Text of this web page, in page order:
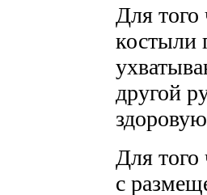
Для того
костыли
другой
Для
с